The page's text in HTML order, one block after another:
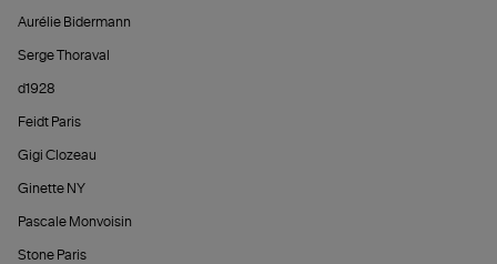
Aurélie Bidermann
Serge Thoraval
d1928
Feidt Paris
Gigi Clozeau
Ginette NY
Pascale Monvoisin
Stone Paris